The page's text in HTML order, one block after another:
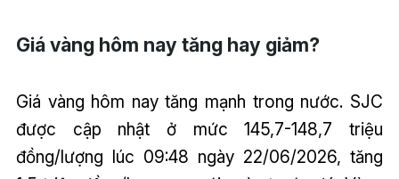
Giá vàng hôm nay tăng hay giảm?
Giá vàng hôm nay tăng mạnh trong nước. SJC
được cập nhật ở mức 145,7-148,7 triệu
đồng/lượng lúc 09:48 ngày 22/06/2026, tăng